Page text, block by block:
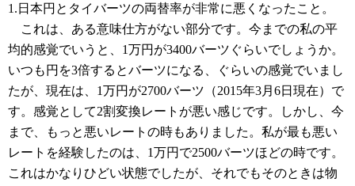
1.日本円とタイバーツの両替率が非常に悪くなったこと。
これは、ある意味仕方がない部分です。今までの私の平
均的感覚でいうと、1万円が3400バーツぐらいでしょうか。
いつも円を3倍するとバーツになる、ぐらいの感覚でいまし
たが、現在は、1万円が2700バーツ（2015年3月6日現在）で
す。感覚として2割変換レートが悪い感じです。しかし、今
まで、もっと悪いレートの時もありました。私が最も悪い
レートを経験したのは、1万円で2500バーツほどの時です。
これはかなりひどい状態でしたが、それでもそのときは物